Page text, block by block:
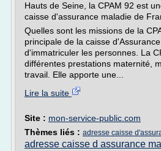
Hauts de Seine, la CPAM 92 est
caisse d'assurance maladie de
Quelles sont les missions de la
principale de la caisse
d'immatriculer les personnes. La
différentes prestations maternité,
travail. Elle apporte une...
Lire la suite
Site : mon-service-public.com
Thèmes liés : adresse caisse
adresse caisse d assurance